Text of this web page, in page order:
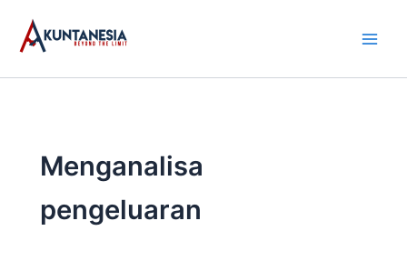
content
Menganalisa
pengeluaran